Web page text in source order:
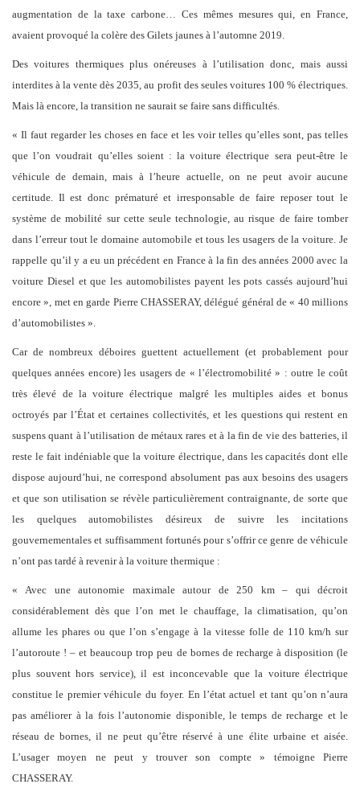
augmentation de la taxe carbone… Ces mêmes mesures qui, en France,
avaient provoqué la colère des Gilets jaunes à l’automne 2019.
Des voitures thermiques plus onéreuses à l’utilisation donc, mais aussi
interdites à la vente dès 2035, au profit des seules voitures 100 % électriques.
Mais là encore, la transition ne saurait se faire sans difficultés.
« Il faut regarder les choses en face et les voir telles qu’elles sont, pas telles
que l’on voudrait qu’elles soient : la voiture électrique sera peut-être le
véhicule de demain, mais à l’heure actuelle, on ne peut avoir aucune
certitude. Il est donc prématuré et irresponsable de faire reposer tout le
système de mobilité sur cette seule technologie, au risque de faire tomber
dans l’erreur tout le domaine automobile et tous les usagers de la voiture. Je
rappelle qu’il y a eu un précédent en France à la fin des années 2000 avec la
voiture Diesel et que les automobilistes payent les pots cassés aujourd’hui
encore », met en garde Pierre CHASSERAY, délégué général de « 40 millions
d’automobilistes ».
Car de nombreux déboires guettent actuellement (et probablement pour
quelques années encore) les usagers de « l’électromobilité » : outre le coût
très élevé de la voiture électrique malgré les multiples aides et bonus
octroyés par l’État et certaines collectivités, et les questions qui restent en
suspens quant à l’utilisation de métaux rares et à la fin de vie des batteries, il
reste le fait indéniable que la voiture électrique, dans les capacités dont elle
dispose aujourd’hui, ne correspond absolument pas aux besoins des usagers
et que son utilisation se révèle particulièrement contraignante, de sorte que
les quelques automobilistes désireux de suivre les incitations
gouvernementales et suffisamment fortunés pour s’offrir ce genre de véhicule
n’ont pas tardé à revenir à la voiture thermique :
« Avec une autonomie maximale autour de 250 km – qui décroit
considérablement dès que l’on met le chauffage, la climatisation, qu’on
allume les phares ou que l’on s’engage à la vitesse folle de 110 km/h sur
l’autoroute ! – et beaucoup trop peu de bornes de recharge à disposition (le
plus souvent hors service), il est inconcevable que la voiture électrique
constitue le premier véhicule du foyer. En l’état actuel et tant qu’on n’aura
pas améliorer à la fois l’autonomie disponible, le temps de recharge et le
réseau de bornes, il ne peut qu’être réservé à une élite urbaine et aisée.
L’usager moyen ne peut y trouver son compte » témoigne Pierre
CHASSERAY.